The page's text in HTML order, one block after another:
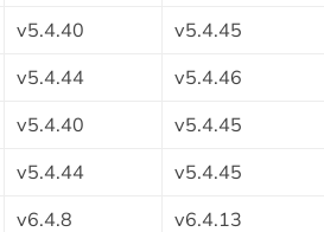
v5.4.40
v5.4.45
v5.4.44
v5.4.46
v5.4.40
v5.4.45
v5.4.44
v5.4.45
v6.4.8
v6.4.13